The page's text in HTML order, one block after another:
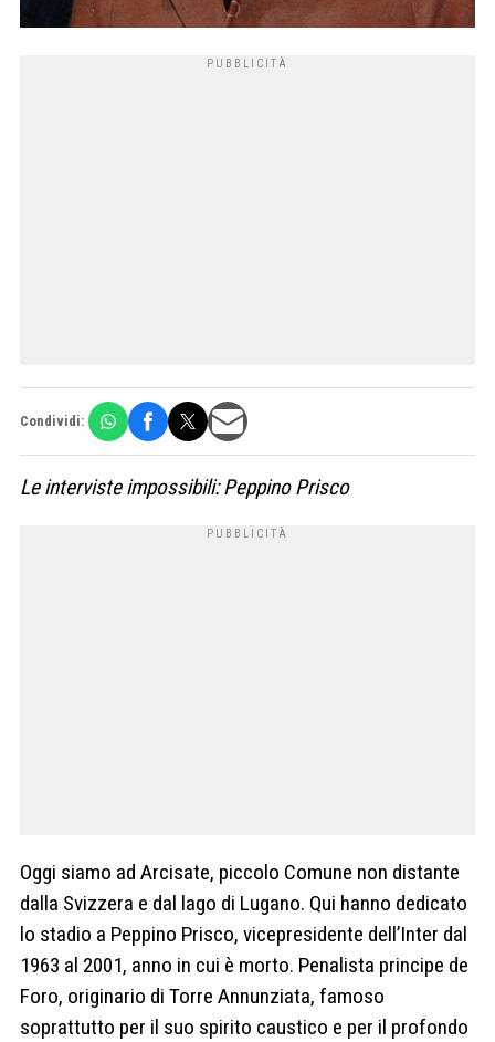
Condividi:
Le interviste impossibili: Peppino Prisco
Oggi siamo ad Arcisate, piccolo Comune non distante
dalla Svizzera e dal lago di Lugano. Qui hanno dedicato
lo stadio a Peppino Prisco, vicepresidente dell’Inter dal
1963 al 2001, anno in cui è morto. Penalista principe de
Foro, originario di Torre Annunziata, famoso
soprattutto per il suo spirito caustico e per il profondo